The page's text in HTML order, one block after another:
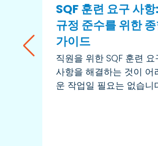
SQF 훈련 요구 사항:
규정 준수를 위한
가이드
직원을 위한 SQF 훈련 요
사항을 해결하는 것이 어
운 작업일 필요는 없습니